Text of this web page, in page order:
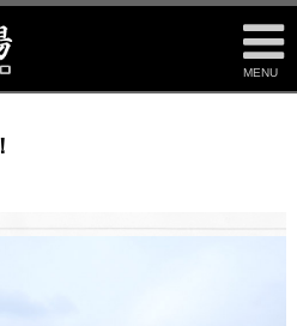
MENU